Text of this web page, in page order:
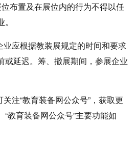
置及在展位内的行为不得以任
应根据教装展规定的时间和要求
或延迟。筹、撤展期间，参展企业
“教育装备网公众号”，获取更
教育装备网公众号”主要功能如